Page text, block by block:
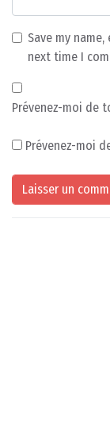
Save my
next time I
Prévenez-moi de
Prévenez-moi